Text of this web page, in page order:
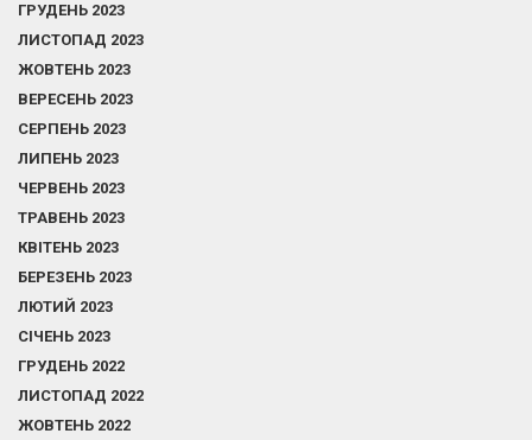
ГРУДЕНЬ 2023
ЛИСТОПАД 2023
ЖОВТЕНЬ 2023
ВЕРЕСЕНЬ 2023
СЕРПЕНЬ 2023
ЛИПЕНЬ 2023
ЧЕРВЕНЬ 2023
ТРАВЕНЬ 2023
КВІТЕНЬ 2023
БЕРЕЗЕНЬ 2023
ЛЮТИЙ 2023
СІЧЕНЬ 2023
ГРУДЕНЬ 2022
ЛИСТОПАД 2022
ЖОВТЕНЬ 2022